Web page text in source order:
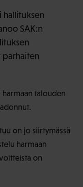
hallituksen
SAK:n
harmaan talouden
on jo siirtymässä
harmaan
on